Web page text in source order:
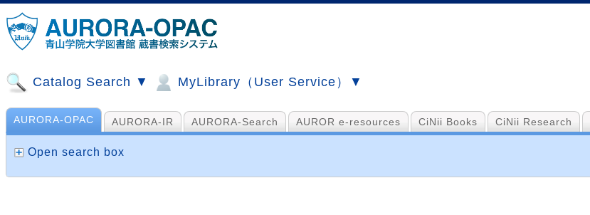
Catalog Search ▼ MyLibrary（User Service）▼
AURORA-OPAC AURORA-IR AURORA-Search AUROR e-resources CiNii Books CiNii Research
山手コンソ、NDL他
Open search box